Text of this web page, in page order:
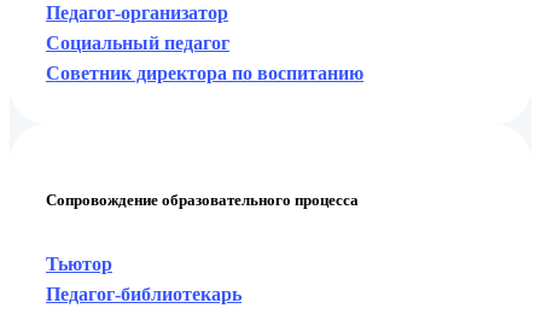
Педагог-организатор
Социальный педагог
Советник директора по воспитанию
Сопровождение образовательного процесса
Тьютор
Педагог-библиотекарь